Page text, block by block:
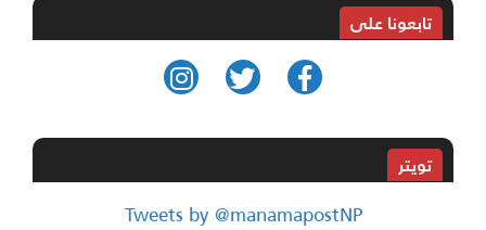
تابعونا على
تويتر
Tweets by @manamapostNP